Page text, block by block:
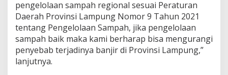
pengelolaan sampah regional sesuai Peraturan
Daerah Provinsi Lampung Nomor 9 Tahun 2021
tentang Pengelolaan Sampah, jika pengelolaan
sampah baik maka kami berharap bisa mengurangi
penyebab terjadinya banjir di Provinsi Lampung,”
lanjutnya.